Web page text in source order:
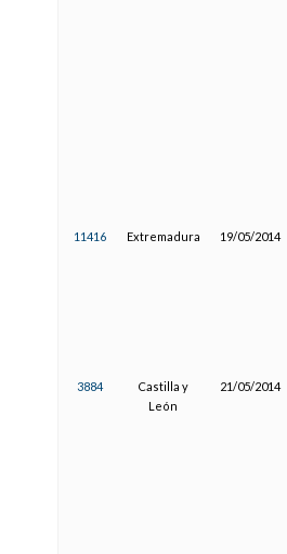
11416 Extremadura 19/05/2014
3884
Castilla y
León
21/05/2014